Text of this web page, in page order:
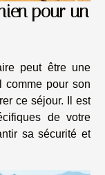
pour un
peut être une
comme pour son
ce séjour. Il est
de votre
sa sécurité et